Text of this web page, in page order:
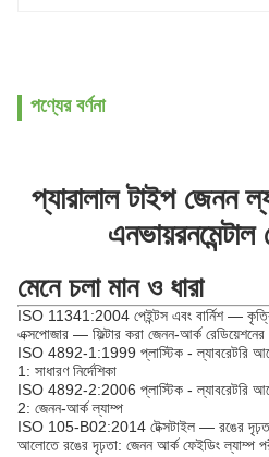
পণ্যের বর্ণনা
প্যারালাল টাইপ জেনন
এনভায়রনমেন্টাল
মেনে চলা মান ও ধারা
ISO 11341:2004 পেইন্টস এবং বার্নিশ —
এক্সপোজার — ফিল্টার করা জেনন-আর্ক রেডিয়েশনের
ISO 4892-1:1999 প্লাস্টিক - ল্যাবরেটরি
1: সাধারণ নির্দেশিকা
ISO 4892-2:2006 প্লাস্টিক - ল্যাবরেটরি
2: জেনন-আর্ক ল্যাম্প
ISO 105-B02:2014 টেক্সটাইল — রঙের
আলোতে রঙের দৃঢ়তা: জেনন আর্ক ফেইডিং ল্যাম্প